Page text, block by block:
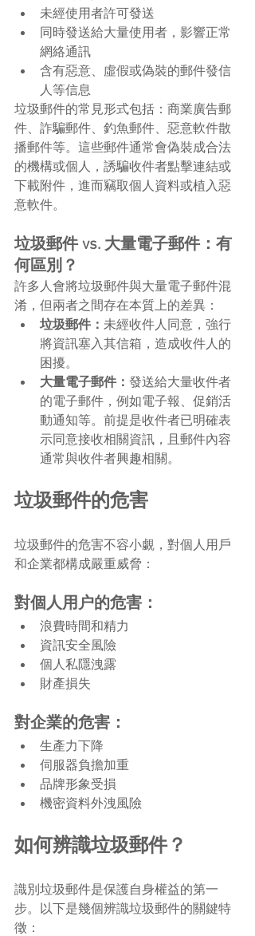
未經使用者許可發送
同時發送給大量使用者，影響正常
網絡通訊
含有惡意、虛假或偽裝的郵件發信
人等信息
垃圾郵件的常見形式包括：商業廣告郵
件、詐騙郵件、釣魚郵件、惡意軟件散
播郵件等。這些郵件通常會偽裝成合法
的機構或個人，誘騙收件者點擊連結或
下載附件，進而竊取個人資料或植入惡
意軟件。
垃圾郵件 vs. 大量電子郵件：有
何區別？
許多人會將垃圾郵件與大量電子郵件混
淆，但兩者之間存在本質上的差異：
垃圾郵件： 未經收件人同意，強行
將資訊塞入其信箱，造成收件人的
困擾。
大量電子郵件： 發送給大量收件者
的電子郵件，例如電子報、促銷活
動通知等。前提是收件者已明確表
示同意接收相關資訊，且郵件內容
通常與收件者興趣相關。
垃圾郵件的危害
垃圾郵件的危害不容小覷，對個人用戶
和企業都構成嚴重威脅：
對個人用户的危害：
浪費時間和精力
資訊安全風險
個人私隱洩露
財產損失
對企業的危害：
生產力下降
伺服器負擔加重
品牌形象受損
機密資料外洩風險
如何辨識垃圾郵件？
識別垃圾郵件是保護自身權益的第一
步。以下是幾個辨識垃圾郵件的關鍵特
徵：